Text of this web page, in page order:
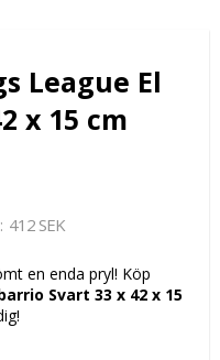
League El
x 15 cm
412 SEK
en enda pryl! Köp
Svart 33 x 42 x 15